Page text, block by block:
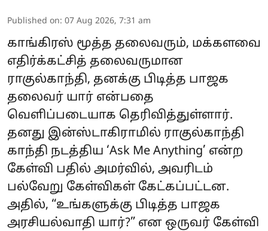
Published on: 07 Aug 2026, 7:31 am
காங்கிரஸ் மூத்த தலைவரும், மக்களவை
எதிர்க்கட்சித் தலைவருமான
ராகுல்காந்தி, தனக்கு பிடித்த பாஜக
தலைவர் யார் என்பதை
வெளிப்படையாக தெரிவித்துள்ளார்.
தனது இன்ஸ்டாகிராமில் ராகுல்காந்தி
காந்தி நடத்திய ‘Ask Me Anything’ என்ற
கேள்வி பதில் அமர்வில், அவரிடம்
பல்வேறு கேள்விகள் கேட்கப்பட்டன.
அதில், “உங்களுக்கு பிடித்த பாஜக
அரசியல்வாதி யார்?” என ஒருவர் கேள்வி